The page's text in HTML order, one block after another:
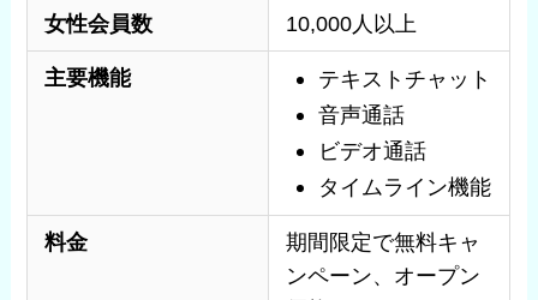
女性会員数 10,000人以上
主要機能
テキストチャット
音声通話
ビデオ通話
タイムライン機能
料金
期間限定で無料キャ
ンペーン、オープン